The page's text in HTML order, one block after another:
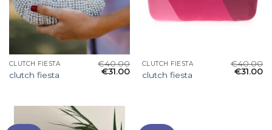
CLUTCH FIESTA
clutch fiesta
€40.00
€31.00
CLUTCH FIESTA
clutch fiesta
€40.00
€31.00